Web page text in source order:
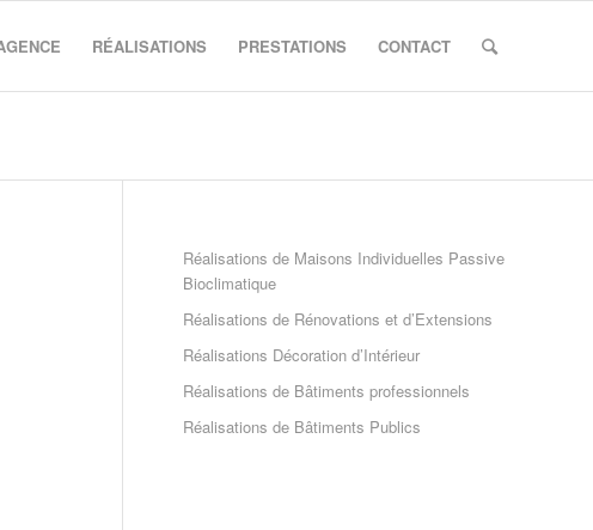
RÉALISATIONS PRESTATIONS CONTACT
Réalisations de Maisons Individuelles Passive
Bioclimatique
Réalisations de Rénovations et d’Extensions
Réalisations Décoration d’Intérieur
Réalisations de Bâtiments professionnels
Réalisations de Bâtiments Publics